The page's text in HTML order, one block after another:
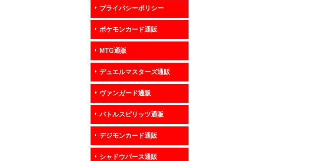
プライバシーポリシー
ポケモンカード通販
MTG通販
デュエルマスターズ通販
ヴァンガード通販
バトルスピリッツ通販
デジモンカード通販
シャドウバース通販